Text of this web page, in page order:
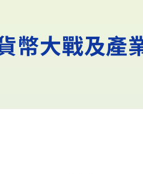
幣大戰及產